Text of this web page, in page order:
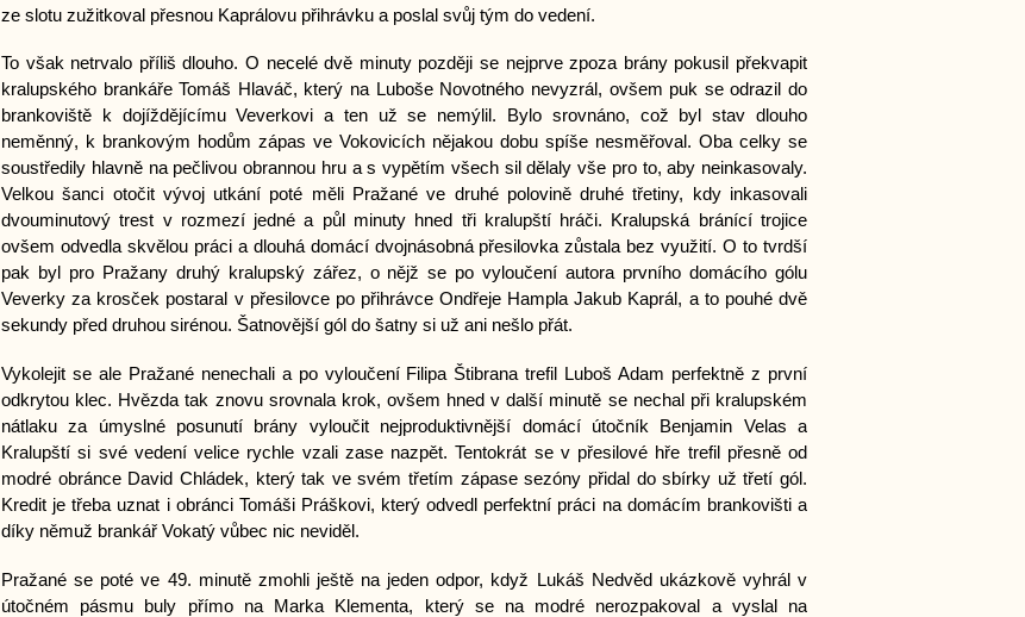
ze slotu zužitkoval přesnou Kaprálovu přihrávku a poslal svůj tým do vedení.
To však netrvalo příliš dlouho. O necelé dvě minuty později se nejprve zpoza brány pokusil překvapit
kralupského brankáře Tomáš Hlaváč, který na Luboše Novotného nevyzrál, ovšem puk se odrazil do
brankoviště k dojíždějícímu Veverkovi a ten už se nemýlil. Bylo srovnáno, což byl stav dlouho
neměnný, k brankovým hodům zápas ve Vokovicích nějakou dobu spíše nesměřoval. Oba celky se
soustředily hlavně na pečlivou obrannou hru a s vypětím všech sil dělaly vše pro to, aby neinkasovaly.
Velkou šanci otočit vývoj utkání poté měli Pražané ve druhé polovině druhé třetiny, kdy inkasovali
dvouminutový trest v rozmezí jedné a půl minuty hned tři kralupští hráči. Kralupská bránící trojice
ovšem odvedla skvělou práci a dlouhá domácí dvojnásobná přesilovka zůstala bez využití. O to tvrdší
pak byl pro Pražany druhý kralupský zářez, o nějž se po vyloučení autora prvního domácího gólu
Veverky za krosček postaral v přesilovce po přihrávce Ondřeje Hampla Jakub Kaprál, a to pouhé dvě
sekundy před druhou sirénou. Šatnovější gól do šatny si už ani nešlo přát.
Vykolejit se ale Pražané nenechali a po vyloučení Filipa Štibrana trefil Luboš Adam perfektně z první
odkrytou klec. Hvězda tak znovu srovnala krok, ovšem hned v další minutě se nechal při kralupském
nátlaku za úmyslné posunutí brány vyloučit nejproduktivnější domácí útočník Benjamin Velas a
Kralupští si své vedení velice rychle vzali zase nazpět. Tentokrát se v přesilové hře trefil přesně od
modré obránce David Chládek, který tak ve svém třetím zápase sezóny přidal do sbírky už třetí gól.
Kredit je třeba uznat i obránci Tomáši Práškovi, který odvedl perfektní práci na domácím brankovišti a
díky němuž brankář Vokatý vůbec nic neviděl.
Pražané se poté ve 49. minutě zmohli ještě na jeden odpor, když Lukáš Nedvěd ukázkově vyhrál v
útočném pásmu buly přímo na Marka Klementa, který se na modré nerozpakoval a vyslal na